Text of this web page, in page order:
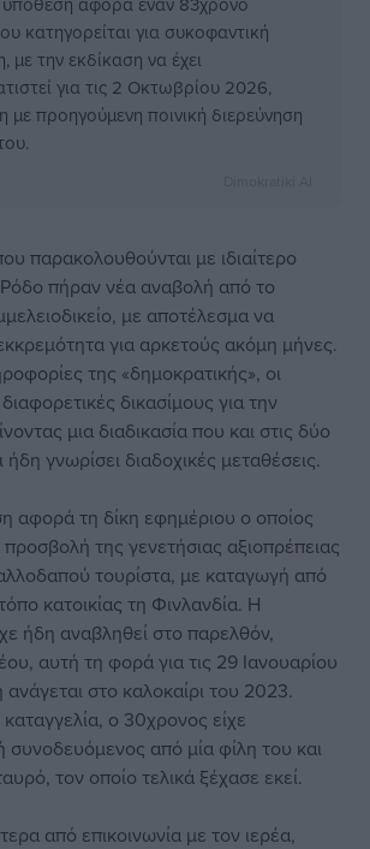
κατηγορείται για συκοφαντική
με την εκδίκαση να έχει
για τις 2 Οκτωβρίου 2026,
με προηγούμενη ποινική διερεύνηση
παρακολουθούνται με ιδιαίτερο
πήραν νέα αναβολή από το
με αποτέλεσμα να
για αρκετούς ακόμη μήνες.
της «δημοκρατικής», οι
δικασίμους για την
μια διαδικασία που και στις δύο
ήδη γνωρίσει διαδοχικές μεταθέσεις.
αφορά τη δίκη εφημέριου ο οποίος
προσβολή της γενετήσιας αξιοπρέπειας
τουρίστα, με καταγωγή από
κατοικίας τη Φινλανδία. Η
ήδη αναβληθεί στο παρελθόν,
αυτή τη φορά για τις 29 Ιανουαρίου
στο καλοκαίρι του 2023.
ο 30χρονος είχε
συνοδευόμενος από μία φίλη του και
τον οποίο τελικά ξέχασε εκεί.
από επικοινωνία με τον ιερέα,